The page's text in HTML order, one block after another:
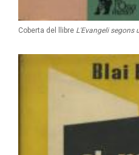
Coberta del llibre L'Evangeli segons